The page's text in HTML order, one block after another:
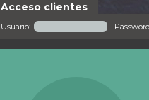
Acceso clientes
Usuario: